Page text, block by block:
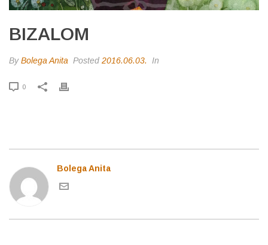
BIZALOM
ByBolega Anita Posted 2016.06.03. In
0
Bolega Anita